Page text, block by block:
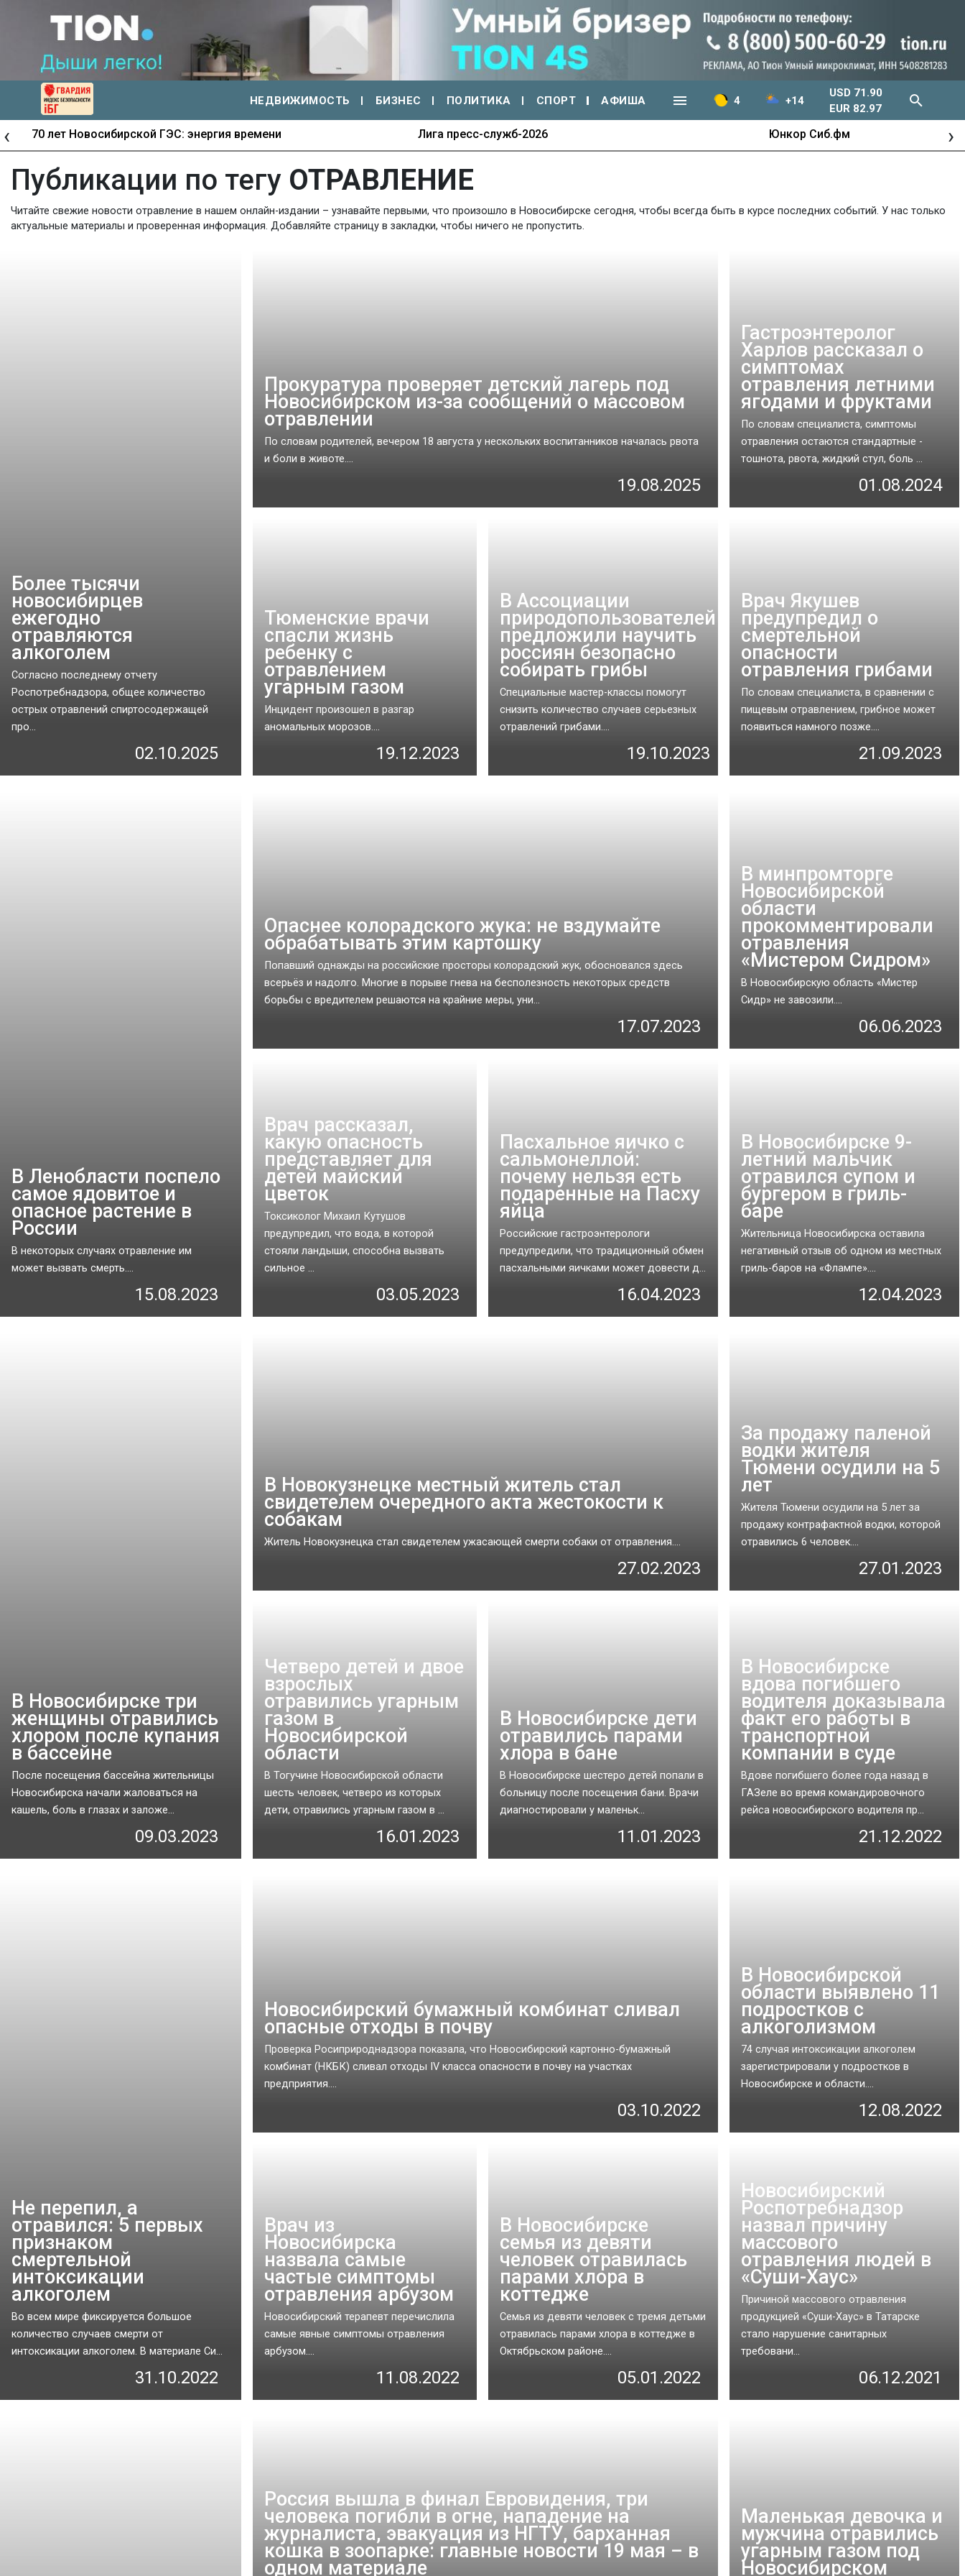
НЕДВИЖИМОСТЬ БИЗНЕС ПОЛИТИКА СПОРТ АФИША 4 +14
USD 71.90
EUR 82.97
70 лет Новосибирской ГЭС: энергия времени Лига пресс-служб-2026 Юнкор Сиб.фм
‹ ›
Публикации по тегу ОТРАВЛЕНИЕ
Читайте свежие новости отравление в нашем онлайн-издании – узнавайте первыми, что произошло в Новосибирске сегодня, чтобы всегда быть в курсе последних событий. У нас только
актуальные материалы и проверенная информация. Добавляйте страницу в закладки, чтобы ничего не пропустить.
Более тысячи
новосибирцев
ежегодно
отравляются
алкоголем
Согласно последнему отчету
Роспотребнадзора, общее количество
острых отравлений спиртосодержащей
про...
02.10.2025
Прокуратура проверяет детский лагерь под
Новосибирском из-за сообщений о массовом
отравлении
По словам родителей, вечером 18 августа у нескольких воспитанников началась рвота
и боли в животе....
19.08.2025
Гастроэнтеролог
Харлов рассказал о
симптомах
отравления летними
ягодами и фруктами
По словам специалиста, симптомы
отравления остаются стандартные -
тошнота, рвота, жидкий стул, боль ...
01.08.2024
Тюменские врачи
спасли жизнь
ребенку с
отравлением
угарным газом
Инцидент произошел в разгар
аномальных морозов....
19.12.2023
В Ассоциации
природопользователей
предложили научить
россиян безопасно
собирать грибы
Специальные мастер-классы помогут
снизить количество случаев серьезных
отравлений грибами....
19.10.2023
Врач Якушев
предупредил о
смертельной
опасности
отравления грибами
По словам специалиста, в сравнении с
пищевым отравлением, грибное может
появиться намного позже....
21.09.2023
В Ленобласти поспело
самое ядовитое и
опасное растение в
России
В некоторых случаях отравление им
может вызвать смерть....
15.08.2023
Опаснее колорадского жука: не вздумайте
обрабатывать этим картошку
Попавший однажды на российские просторы колорадский жук, обосновался здесь
всерьёз и надолго. Многие в порыве гнева на бесполезность некоторых средств
борьбы с вредителем решаются на крайние меры, уни...
17.07.2023
В минпромторге
Новосибирской
области
прокомментировали
отравления
«Мистером Сидром»
В Новосибирскую область «Мистер
Сидр» не завозили....
06.06.2023
Врач рассказал,
какую опасность
представляет для
детей майский
цветок
Токсиколог Михаил Кутушов
предупредил, что вода, в которой
стояли ландыши, способна вызвать
сильное ...
03.05.2023
Пасхальное яичко с
сальмонеллой:
почему нельзя есть
подаренные на Пасху
яйца
Российские гастроэнтерологи
предупредили, что традиционный обмен
пасхальными яичками может довести д...
16.04.2023
В Новосибирске 9-
летний мальчик
отравился супом и
бургером в гриль-
баре
Жительница Новосибирска оставила
негативный отзыв об одном из местных
гриль-баров на «Флампе»....
12.04.2023
В Новосибирске три
женщины отравились
хлором после купания
в бассейне
После посещения бассейна жительницы
Новосибирска начали жаловаться на
кашель, боль в глазах и заложе...
09.03.2023
В Новокузнецке местный житель стал
свидетелем очередного акта жестокости к
собакам
Житель Новокузнецка стал свидетелем ужасающей смерти собаки от отравления....
27.02.2023
За продажу паленой
водки жителя
Тюмени осудили на 5
лет
Жителя Тюмени осудили на 5 лет за
продажу контрафактной водки, которой
отравились 6 человек....
27.01.2023
Четверо детей и двое
взрослых
отравились угарным
газом в
Новосибирской
области
В Тогучине Новосибирской области
шесть человек, четверо из которых
дети, отравились угарным газом в ...
16.01.2023
В Новосибирске дети
отравились парами
хлора в бане
В Новосибирске шестеро детей попали в
больницу после посещения бани. Врачи
диагностировали у маленьк...
11.01.2023
В Новосибирске
вдова погибшего
водителя доказывала
факт его работы в
транспортной
компании в суде
Вдове погибшего более года назад в
ГАЗеле во время командировочного
рейса новосибирского водителя пр...
21.12.2022
Не перепил, а
отравился: 5 первых
признаком
смертельной
интоксикации
алкоголем
Во всем мире фиксируется большое
количество случаев смерти от
интоксикации алкоголем. В материале Си...
31.10.2022
Новосибирский бумажный комбинат сливал
опасные отходы в почву
Проверка Росиприроднадзора показала, что Новосибирский картонно-бумажный
комбинат (НКБК) сливал отходы IV класса опасности в почву на участках
предприятия....
03.10.2022
В Новосибирской
области выявлено 11
подростков с
алкоголизмом
74 случая интоксикации алкоголем
зарегистрировали у подростков в
Новосибирске и области....
12.08.2022
Врач из
Новосибирска
назвала самые
частые симптомы
отравления арбузом
Новосибирский терапевт перечислила
самые явные симптомы отравления
арбузом....
11.08.2022
В Новосибирске
семья из девяти
человек отравилась
парами хлора в
коттедже
Семья из девяти человек с тремя детьми
отравилась парами хлора в коттедже в
Октябрьском районе....
05.01.2022
Новосибирский
Роспотребнадзор
назвал причину
массового
отравления людей в
«Суши-Хаус»
Причиной массового отравления
продукцией «Суши-Хаус» в Татарске
стало нарушение санитарных
требовани...
06.12.2021
Россия вышла в финал Евровидения, три
человека погибли в огне, нападение на
журналиста, эвакуация из НГТУ, барханная
кошка в зоопарке: главные новости 19 мая – в
одном материале
Маленькая девочка и
мужчина отравились
угарным газом под
Новосибирском